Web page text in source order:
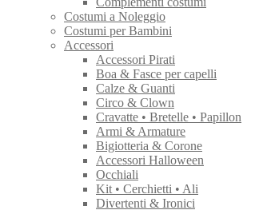
Costumi a Noleggio
Costumi per Bambini
Accessori
Accessori Pirati
Boa & Fasce per capelli
Calze & Guanti
Circo & Clown
Cravatte • Bretelle • Papillon
Armi & Armature
Bigiotteria & Corone
Accessori Halloween
Occhiali
Kit • Cerchietti • Ali
Divertenti & Ironici